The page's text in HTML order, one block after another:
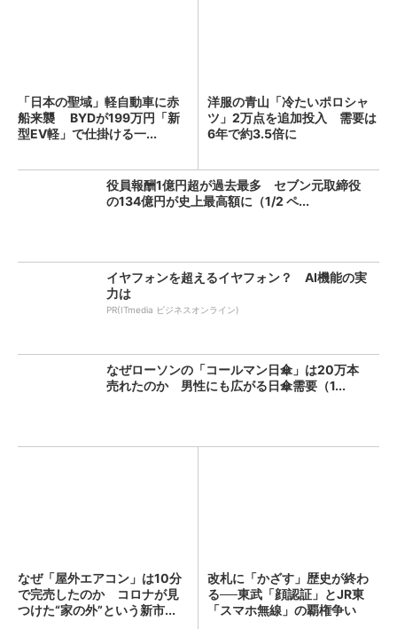
「日本の聖域」軽自動車に赤
船来襲 BYDが199万円「新
型EV軽」で仕掛ける一...
洋服の青山「冷たいポロシャ
ツ」2万点を追加投入 需要は
6年で約3.5倍に
役員報酬1億円超が過去最多 セブン元取締役
の134億円が史上最高額に（1/2 ペ...
イヤフォンを超えるイヤフォン？ AI機能の実
力は
PR(ITmedia ビジネスオンライン)
なぜローソンの「コールマン日傘」は20万本
売れたのか 男性にも広がる日傘需要（1...
なぜ「屋外エアコン」は10分
で完売したのか コロナが見
つけた“家の外”という新市...
改札に「かざす」歴史が終わ
る──東武「顔認証」とJR東
「スマホ無線」の覇権争い